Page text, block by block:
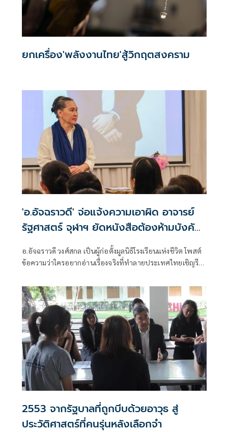
ยกเครื่อง'พลังงานไทย'สู้วิกฤตสงคราม
'อ.อัจฉราวดี' จ่อแจ้งความเอาผิด อาจารย์
รัฐศาสตร์ จุฬาฯ ยัดหนังสือต้องห้ามบังคับ
ให้เด็กทำผิดกฎหมาย
อ.อัจฉราวดี วงศ์สกล เป็นผู้ก่อตั้งมูลนิธิโรงเรียนแห่งชีวิต โพสต์
ข้อความว่าใครอยากอ่านเรื่องจริงที่ทำลายประเทศไทยเชิญรีบ
2553 จากรัฐบาลที่ถูกบีบด้วยอาวุธ สู่
ประวัติศาสตร์ที่คนรุ่นหลังเลือกจำ